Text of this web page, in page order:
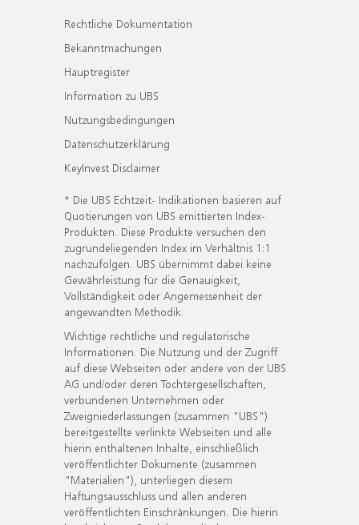
Rechtliche Dokumentation
Bekanntmachungen
Hauptregister
Information zu UBS
Nutzungsbedingungen
Datenschutzerklärung
KeyInvest Disclaimer
* Die UBS Echtzeit- Indikationen basieren auf
Quotierungen von UBS emittierten Index-
Produkten. Diese Produkte versuchen den
zugrundeliegenden Index im Verhältnis 1:1
nachzufolgen. UBS übernimmt dabei keine
Gewährleistung für die Genauigkeit,
Vollständigkeit oder Angemessenheit der
angewandten Methodik.
Wichtige rechtliche und regulatorische
Informationen. Die Nutzung und der Zugriff
auf diese Webseiten oder andere von der UBS
AG und/oder deren Tochtergesellschaften,
verbundenen Unternehmen oder
Zweigniederlassungen (zusammen "UBS")
bereitgestellte verlinkte Webseiten und alle
hierin enthaltenen Inhalte, einschließlich
veröffentlichter Dokumente (zusammen
"Materialien"), unterliegen diesem
Haftungsausschluss und allen anderen
veröffentlichten Einschränkungen. Die hierin